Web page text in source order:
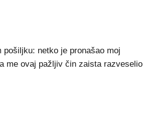
netko je pronašao moj
me ovaj pažljiv čin zaista razveselio